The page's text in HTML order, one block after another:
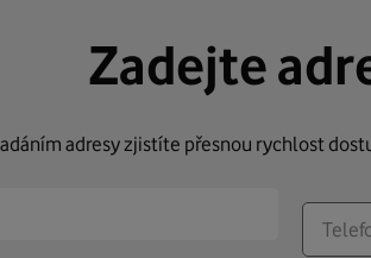
Zadejte
adresy zjistíte přesnou rychlost